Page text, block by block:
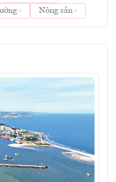
Nông sản